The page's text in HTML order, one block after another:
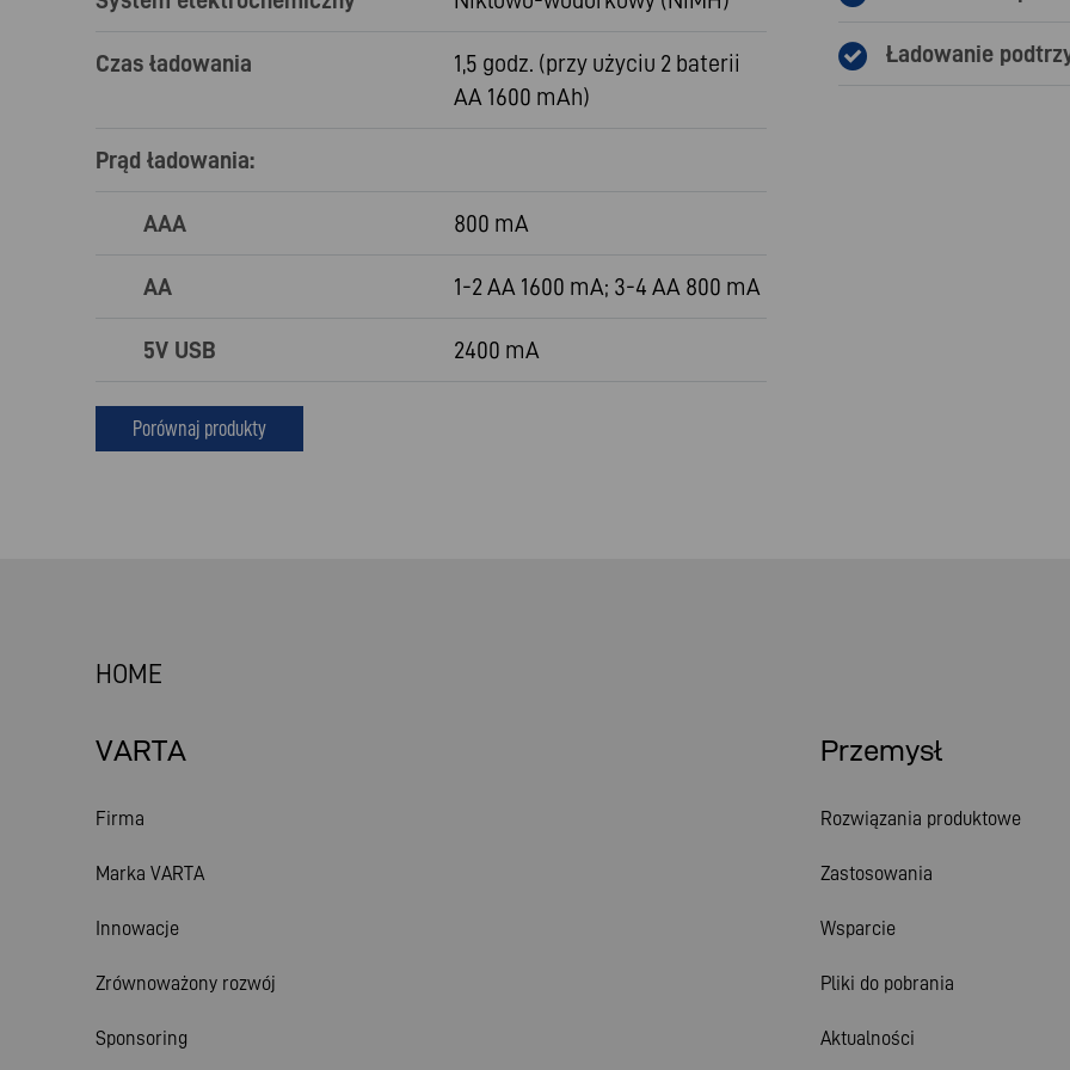
Czas ładowania
1,5 godz. (przy użyciu 2 baterii
AA 1600 mAh)
Prąd ładowania:
AAA 800 mA
AA 1-2 AA 1600 mA; 3-4 AA 800 mA
5V USB 2400 mA
Ładowanie
Porównaj produkty
HOME
VARTA
Firma
Marka VARTA
Innowacje
Zrównoważony rozwój
Sponsoring
Przemysł
Rozwiązania produktowe
Zastosowania
Wsparcie
Pliki do pobrania
Aktualności